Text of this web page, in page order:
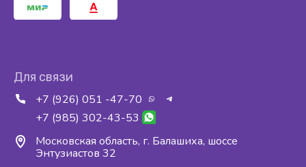
Для связи
+7 (926) 051 -47-70
+7 (985) 302-43-53
Московская область, г. Балашиха, шоссе
Энтузиастов 32